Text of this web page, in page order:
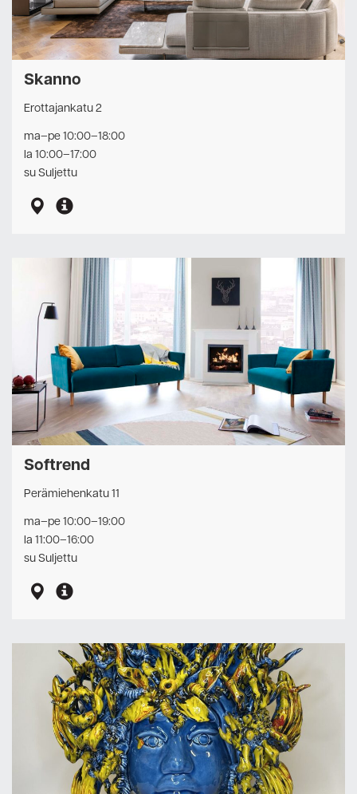
Skanno
Erottajankatu 2
ma–pe 10:00–18:00
la 10:00–17:00
su Suljettu
Softrend
Perämiehenkatu 11
ma–pe 10:00–19:00
la 11:00–16:00
su Suljettu